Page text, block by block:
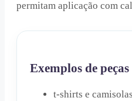
permitam aplicação com
Exemplos de
t-shirts e